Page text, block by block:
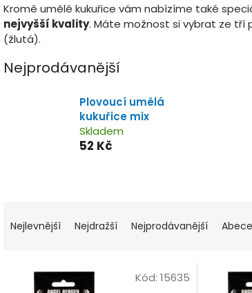
Kromě umělé kukuřice vám nabízíme také
nejvyšší kvality. Máte možnost si vybrat ze
(žlutá).
Nejprodávanější
Plovoucí umělá
kukuřice mix
Skladem
52 Kč
aNejlevnější Nejdražší Nejprodávanější
Kód: 15635